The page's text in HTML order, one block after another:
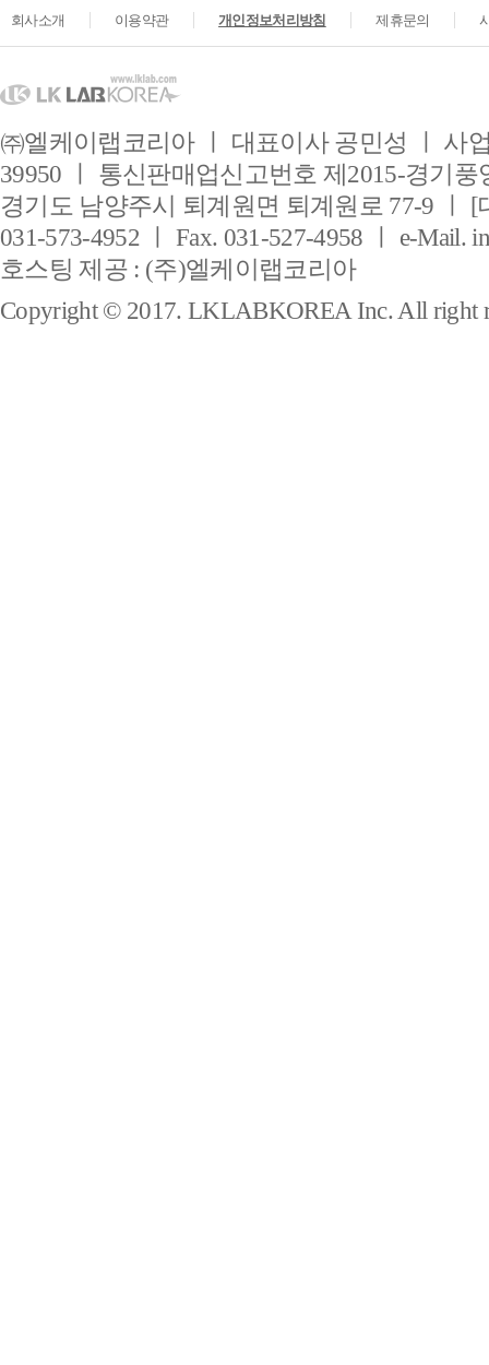
회사소개 이용약관 개인정보처리방침 제휴문의
㈜엘케이랩코리아 ㅣ 대표이사 공민성 ㅣ 사
39950 ㅣ 통신판매업신고번호 제2015-경기풍
경기도 남양주시 퇴계원면 퇴계원로 77-9 ㅣ [
031-573-4952 ㅣ Fax. 031-527-4958 ㅣ e-Mail.
호스팅 제공 : (주)엘케이랩코리아
Copyright © 2017. LKLABKOREA Inc. All right